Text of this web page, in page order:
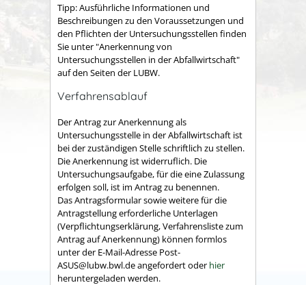
Tipp:Ausführliche Informationen und
Beschreibungen zu den Voraussetzungen und
den Pflichten der Untersuchungsstellen finden
Sie unter "Anerkennung von
Untersuchungsstellen in der Abfallwirtschaft"
auf den Seiten der LUBW.
Verfahrensablauf
Der Antrag zur Anerkennung als
Untersuchungsstelle in der Abfallwirtschaft ist
bei der zuständigen Stelle schriftlich zu stellen.
Die Anerkennung ist widerruflich. Die
Untersuchungsaufgabe, für die eine Zulassung
erfolgen soll, ist im Antrag zu benennen.
Das Antragsformular sowie weitere für die
Antragstellung erforderliche Unterlagen
(Verpflichtungserklärung, Verfahrensliste zum
Antrag auf Anerkennung) können formlos
unter der E-Mail-Adresse Post-
ASUS@lubw.bwl.de angefordert oder hier
heruntergeladen werden.